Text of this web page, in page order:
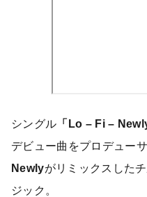
シングル 「Lo – Fi –
デビュー曲をプロデュー
Newlyがリミックスした
ジック。